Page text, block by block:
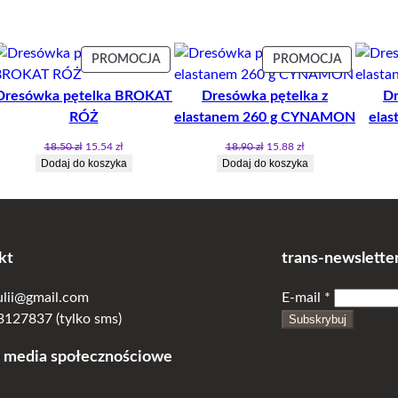
PROMOCJAPRODUKT
PROMOCJI
pętelka BROKAT
RÓŻ
18.50zł Pierwotna
cena
15.54 złAktualna
cena
Dodaj do koszyka
PROMOCJA
W
Dresówka pętelka z
elastanem 260 g CYNAMON
18.90zł Pierwotna
cena
15.88 złAktualna
cena
Dodaj do koszyka
(tylko sms)
media społecznościowe
trans-
E-mail *
Subskrybuj